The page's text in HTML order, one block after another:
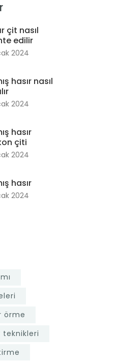
çit nasıl
edilir
2024
hasır nasıl
2024
hasır
çiti
2024
hasır
2024
örme
teknikleri